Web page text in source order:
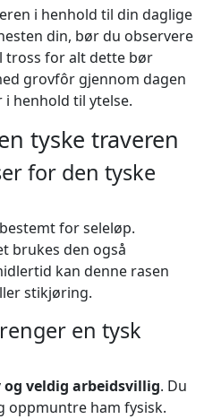
i henhold til din daglige
din, bør du observere
tross for alt dette bør
grovfôr gjennom dagen
henhold til ytelse.
tyske traveren
for den tyske
for seleløp.
brukes den også
kan denne rasen
stikjøring.
en tysk
veldig arbeidsvillig. Du
ham fysisk.